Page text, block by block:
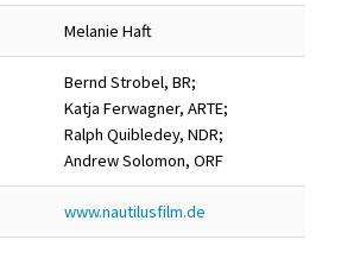
Melanie Haft
Bernd Strobel, BR;
Katja Ferwagner, ARTE;
Ralph Quibledey, NDR;
Andrew Solomon, ORF
www.nautilusfilm.de